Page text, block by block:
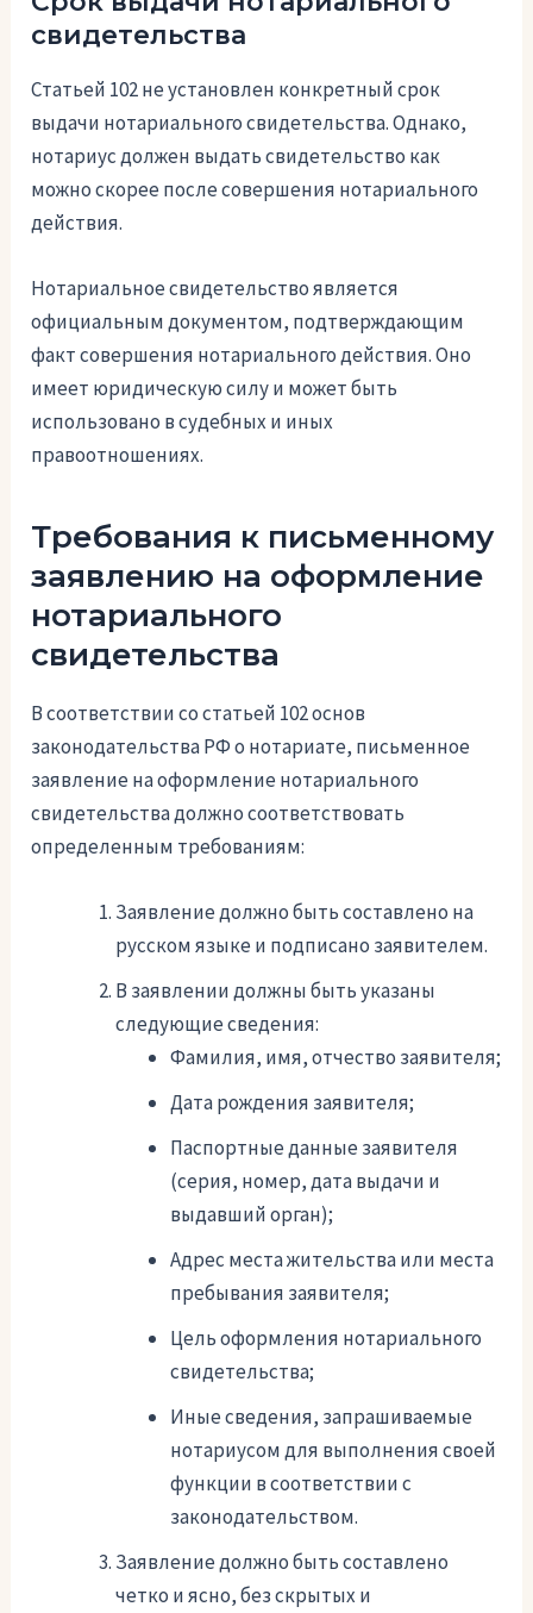
свидетельства
Статьей 102 не установлен конкретный срок
выдачи нотариального свидетельства. Однако,
нотариус должен выдать свидетельство как
можно скорее после совершения нотариального
действия.
Нотариальное свидетельство является
официальным документом, подтверждающим
факт совершения нотариального действия. Оно
имеет юридическую силу и может быть
использовано в судебных и иных
правоотношениях.
Требования к письменному
заявлению на оформление
нотариального
свидетельства
В соответствии со статьей 102 основ
законодательства РФ о нотариате, письменное
заявление на оформление нотариального
свидетельства должно соответствовать
определенным требованиям:
Заявление должно быть составлено на
русском языке и подписано заявителем.
В заявлении должны быть указаны
следующие сведения:
Фамилия, имя, отчество заявителя;
Дата рождения заявителя;
Паспортные данные заявителя
(серия, номер, дата выдачи и
выдавший орган);
Адрес места жительства или места
пребывания заявителя;
Цель оформления нотариального
свидетельства;
Иные сведения, запрашиваемые
нотариусом для выполнения своей
функции в соответствии с
законодательством.
Заявление должно быть составлено
четко и ясно, без скрытых и